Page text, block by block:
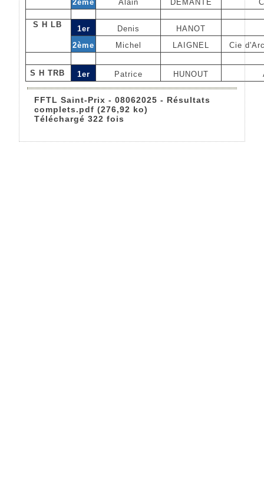
2ème Alain DEMANTE
S H LB 1er Denis
HANOT
2ème
Michel LAIGNEL Cie
S H TRB 1er Patrice HUNOUT
FFTL Saint-Prix - 08062025 - Résultats
complets.pdf (276,92 ko)
Téléchargé 322 fois